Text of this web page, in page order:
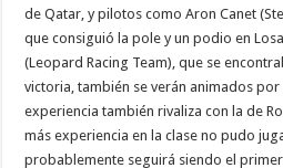
de Qatar, y pilotos como Aron Canet
que consiguió la pole y un podio en
(Leopard Racing Team), que se
victoria, también se verán animados
experiencia también rivaliza con la de
más experiencia en la clase no pudo
probablemente seguirá siendo el